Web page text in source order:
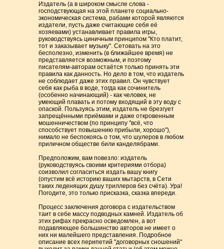
Издатель (а в широком смысле слова -
господствующая на этой планете социально-
экономическая система, рабами которой являются
издатели, пусть даже считающие себя её
хозяевами) устанавливает правила игры,
руководствуясь циничным принципом "Кто платит,
тот и заказывает музыку". Сетовать на это
бесполезно, изменить (в ближайшее время) не
представляется возможным, и поэтому
писателям-авторам остаётся только принять эти
правила как данность. Но дело в том, что издатель
не соблюдает даже этих правил. Он чувствует
себя как рыба в воде, тогда как сочинитель
(особенно начинающий) - как человек, не
умеющий плавать и потому входящий в эту воду с
опаской. Пользуясь этим, издатель не брезгует
запрещёнными приёмами и даже откровенным
мошенничеством (по принципу "всё, что
способствует повышению прибыли, хорошо"),
нимало не беспокоясь о том, что шулеров в любом
приличном обществе били канделябрами.
Предположим, вам повезло: издатель
(руководствуясь своими критериями отбора)
соизволил согласиться издать вашу книгу
(опустим всё историю ваших мытарств, в Сети
таких леденящих душу триллеров без счёта). Ура!
Погодите, это только присказка, сказка впереди.
Процесс заключения договора с издательством
таит в себе массу подводных камней. Издатель об
этих рифах прекрасно осведомлен, а вот
подавляющее большинство авторов не имеет о
них ни малейшего представления. Подробное
описание всех перипетий "договорных сношений"